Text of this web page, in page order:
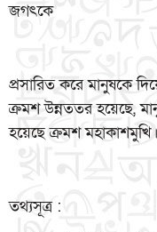
জগৎকে
প্রসারিত করে মানুষকে
ক্রমশ উন্নততর হয়েছে,
হয়েছে ক্রমশ মহাকাশমুখি।
তথ্যসূত্র :